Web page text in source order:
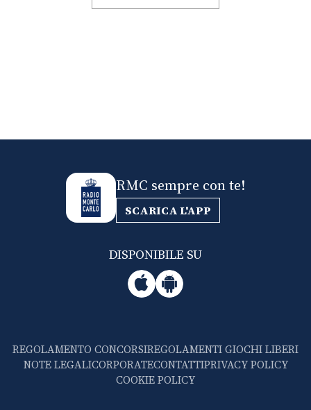
RMC sempre con te!
SCARICA L'APP
DISPONIBILE SU
REGOLAMENTO CONCORSIREGOLAMENTI GIOCHI LIBERI
NOTE LEGALICORPORATECONTATTIPRIVACY POLICY
COOKIE POLICY